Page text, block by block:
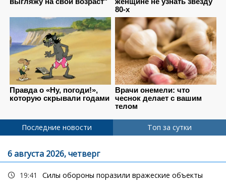
Последние новости Топ за сутки
6 августа 2026, четверг
19:41 Силы обороны поразили вражеские объекты